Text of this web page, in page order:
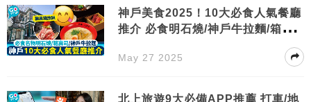
神戶美食2025！10大必食人氣餐廳
推介 必食明石燒/神戶牛拉麵/箱壽
May 27 2025
北上旅遊9大必備APP推薦 打車/地